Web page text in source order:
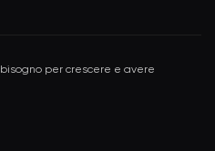
per crescere e avere